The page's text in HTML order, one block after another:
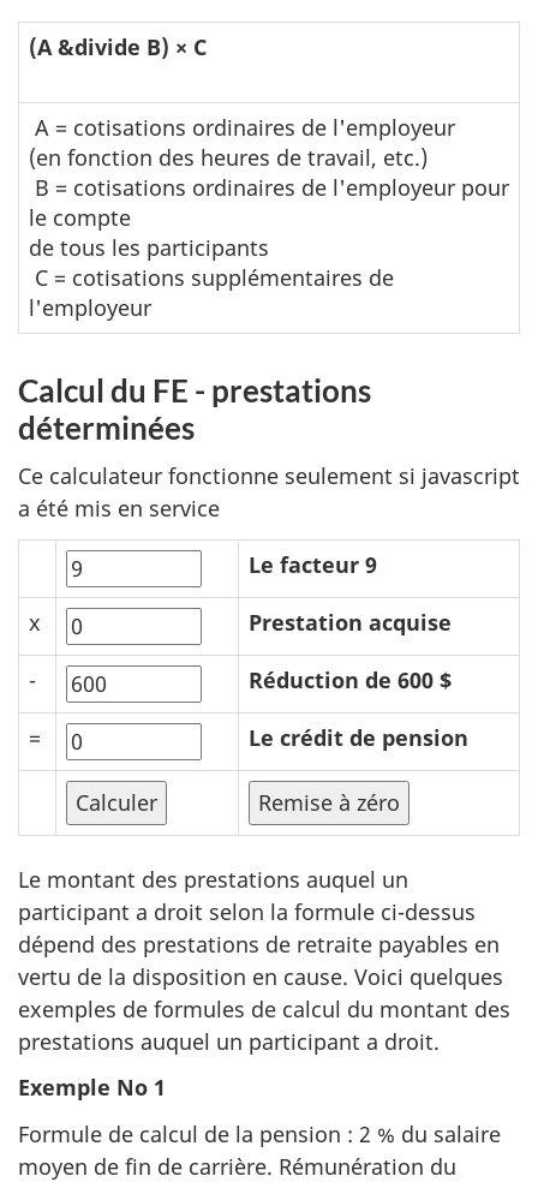
(A &divide B) × C
A = cotisations ordinaires de l'employeur
(en fonction des heures de travail, etc.)
B = cotisations ordinaires de l'employeur pour
le compte
de tous les participants
C = cotisations supplémentaires de
l'employeur
Calcul du FE - prestations
déterminées
Ce calculateur fonctionne seulement si javascript
a été mis en service
Le facteur 9
x
Prestation acquise
-
Réduction de 600 $
=
Le crédit de pension
Le montant des prestations auquel un
participant a droit selon la formule ci-dessus
dépend des prestations de retraite payables en
vertu de la disposition en cause. Voici quelques
exemples de formules de calcul du montant des
prestations auquel un participant a droit.
Exemple No 1
Formule de calcul de la pension : 2 % du salaire
moyen de fin de carrière. Rémunération du